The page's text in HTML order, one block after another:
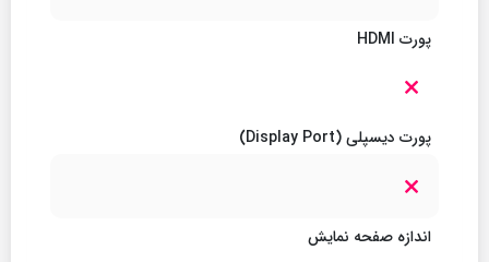
پورت HDMI
پورت دیسپلی (Display Port)
اندازه صفحه نمایش